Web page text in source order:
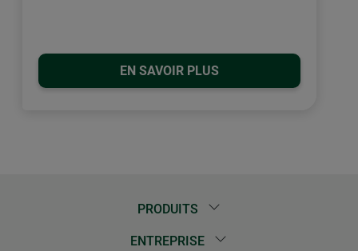
EN SAVOIR PLUS
PRODUITS
ENTREPRISE